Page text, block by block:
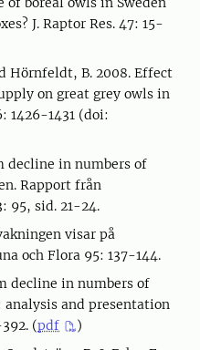
J. Raptor Res. 47: 15-
Hörnfeldt, B. 2008. Effect
on great grey owls in
1426-1431 (doi:
decline in numbers of
Rapport från
95, sid. 21-24.
visar på
och Flora 95: 137-144.
decline in numbers of
analysis and presentation
(pdf
)